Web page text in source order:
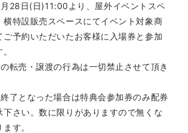
月 28 日(日)11:00 より、屋外イベントスペ
横特設販売スペースにてイベント対象商
ご予約いただいたお客様に入場券と参加
転売・譲渡の行為は一切禁止させて頂き
了となった場合は特典会参加券のみ配券
下さい。数に限りがありますので無くな
す。